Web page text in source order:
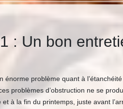
: Un bon
énorme problème quant à
problèmes d’obstruction ne se
et à la fin du printemps, juste avant